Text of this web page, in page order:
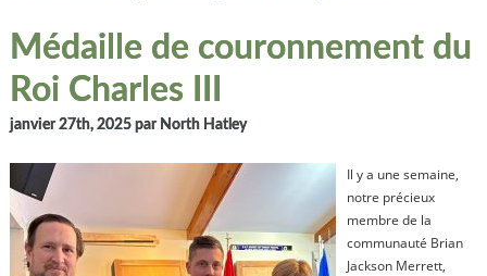
Médaille de couronnement du
Roi Charles III
janvier 27th, 2025 par North Hatley
Il y a une semaine,
notre précieux
membre de la
communauté Brian
Jackson Merrett,